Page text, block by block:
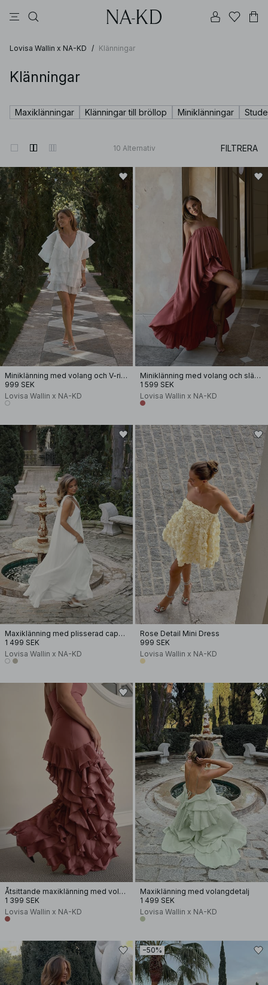
Lovisa Wallin x NA-KD / Klänningar
Klänningar
Maxiklänningar Klänningar till bröllop Miniklänningar
10 Alternativ FILTRERA
Miniklänning med volang och V-ringning
999 SEK
Lovisa Wallin x NA-KD
Miniklänning med volang och släpdetalj
1 599 SEK
Lovisa Wallin x NA-KD
Maxiklänning med plisserad capedetalj
1 499 SEK
Lovisa Wallin x NA-KD
Rose Detail Mini Dress
999 SEK
Lovisa Wallin x NA-KD
Åtsittande maxiklänning med volangkant
1 399 SEK
Lovisa Wallin x NA-KD
Maxiklänning med volangdetalj
1 499 SEK
Lovisa Wallin x NA-KD
−50%